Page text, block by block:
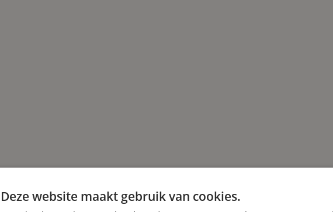
Deze website maakt gebruik van cookies.